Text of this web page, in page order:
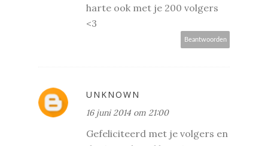
harte ook met je 200 volgers
<3
Beantwoorden
UNKNOWN
16 juni 2014 om 21:00
Gefeliciteerd met je volgers en